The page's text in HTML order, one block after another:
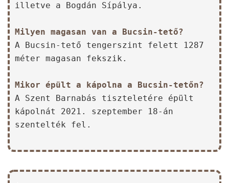
illetve a Bogdán Sípálya.
Milyen magasan van a Bucsin-tető?
A Bucsin-tető tengerszint felett 1287
méter magasan fekszik.
Mikor épült a kápolna a Bucsin-tetőn?
A Szent Barnabás tiszteletére épült
kápolnát 2021. szeptember 18-án
szentelték fel.